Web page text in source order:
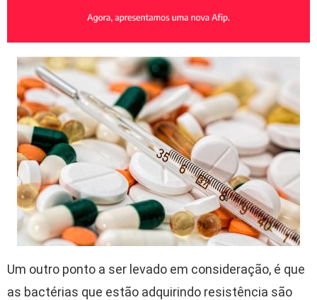
Um outro ponto a ser levado em consideração, é que
as bactérias que estão adquirindo resistência são